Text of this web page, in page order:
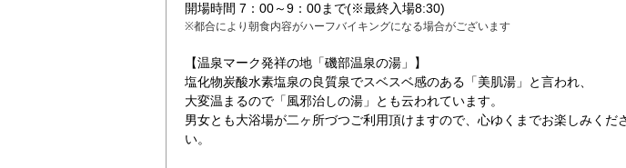
開場時間 7：00～9：00まで(※最終入場8:30)
※都合により朝食内容がハーフバイキングになる場合がございます
【温泉マーク発祥の地「磯部温泉の湯」】
塩化物炭酸水素塩泉の良質泉でスベスベ感のある「美肌湯」と言われ、
大変温まるので「風邪治しの湯」とも云われています。
男女とも大浴場が二ヶ所づつご利用頂けますので、心ゆくまでお楽しみくだ
い。